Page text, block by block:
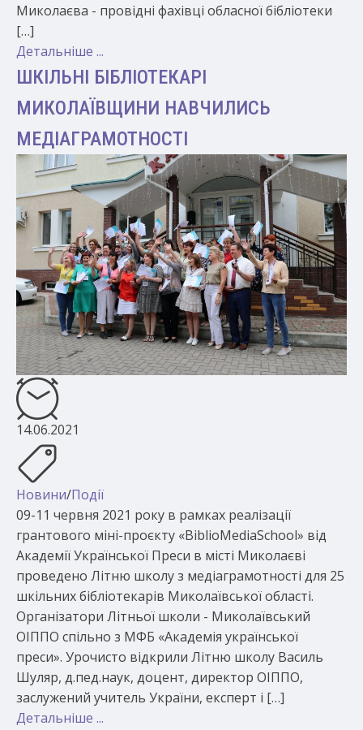
Миколаєва - провідні фахівці обласної бібліотеки
[…]
Детальніше ...
ШКІЛЬНІ БІБЛІОТЕКАРІ
МИКОЛАЇВЩИНИ НАВЧИЛИСЬ
МЕДІАГРАМОТНОСТІ
14.06.2021
Новини/Події
09-11 червня 2021 року в рамках реалізації
грантового міні-проєкту «BiblioMediaSchool» від
Академії Української Преси в місті Миколаєві
проведено Літню школу з медіаграмотності для 25
шкільних бібліотекарів Миколаївської області.
Організатори Літньої школи - Миколаївський
ОІППО спільно з МФБ «Академія української
преси». Урочисто відкрили Літню школу Василь
Шуляр, д.пед.наук, доцент, директор ОІППО,
заслужений учитель України, експерт і […]
Детальніше ...